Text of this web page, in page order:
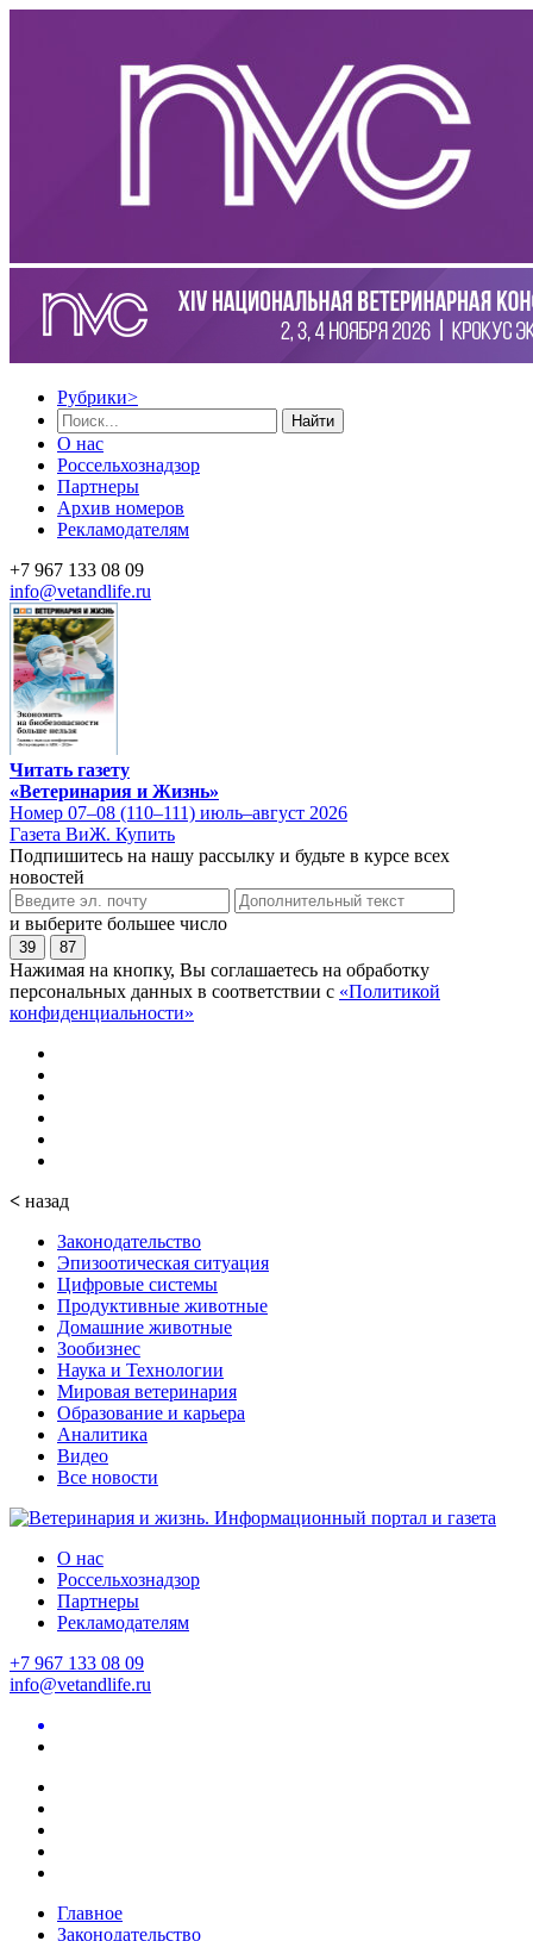
Рубрики>
Найти
О нас
Россельхознадзор
Партнеры
Архив номеров
Рекламодателям
+7 967 133 08 09
info@vetandlife.ru
Читать газету
«Ветеринария и Жизнь»
Номер 07–08 (110–111) июль–август 2026
Газета ВиЖ. Купить
Подпишитесь на нашу рассылку и будьте в курсе всех
новостей
и выберите большее число
39 87
Нажимая на кнопку, Вы соглашаетесь на обработку
персональных данных в соответствии с «Политикой
конфиденциальности»
< назад
Законодательство
Эпизоотическая ситуация
Цифровые системы
Продуктивные животные
Домашние животные
Зообизнес
Наука и Технологии
Мировая ветеринария
Образование и карьера
Аналитика
Видео
Все новости
О нас
Россельхознадзор
Партнеры
Рекламодателям
+7 967 133 08 09
info@vetandlife.ru
Главное
Законодательство